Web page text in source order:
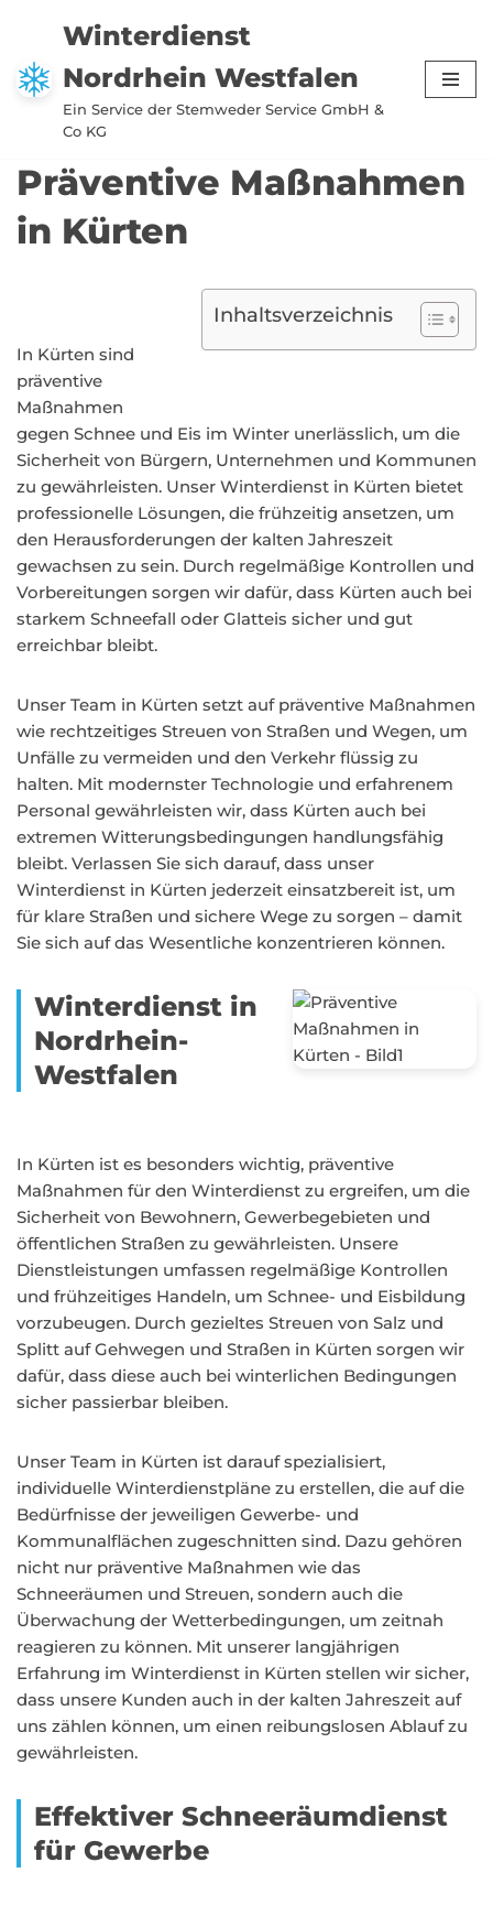
Zum
Inhalt
springen
Winterdienst
Nordrhein Westfalen
Ein Service der Stemweder Service GmbH &
Co KG
Präventive Maßnahmen
in Kürten
Inhaltsverzeichnis
In Kürten sind
präventive
Maßnahmen
gegen Schnee und Eis im Winter unerlässlich, um die
Sicherheit von Bürgern, Unternehmen und Kommunen
zu gewährleisten. Unser Winterdienst in Kürten bietet
professionelle Lösungen, die frühzeitig ansetzen, um
den Herausforderungen der kalten Jahreszeit
gewachsen zu sein. Durch regelmäßige Kontrollen und
Vorbereitungen sorgen wir dafür, dass Kürten auch bei
starkem Schneefall oder Glatteis sicher und gut
erreichbar bleibt.
Unser Team in Kürten setzt auf präventive Maßnahmen
wie rechtzeitiges Streuen von Straßen und Wegen, um
Unfälle zu vermeiden und den Verkehr flüssig zu
halten. Mit modernster Technologie und erfahrenem
Personal gewährleisten wir, dass Kürten auch bei
extremen Witterungsbedingungen handlungsfähig
bleibt. Verlassen Sie sich darauf, dass unser
Winterdienst in Kürten jederzeit einsatzbereit ist, um
für klare Straßen und sichere Wege zu sorgen – damit
Sie sich auf das Wesentliche konzentrieren können.
Winterdienst in
Nordrhein-
Westfalen
In Kürten ist es besonders wichtig, präventive
Maßnahmen für den Winterdienst zu ergreifen, um die
Sicherheit von Bewohnern, Gewerbegebieten und
öffentlichen Straßen zu gewährleisten. Unsere
Dienstleistungen umfassen regelmäßige Kontrollen
und frühzeitiges Handeln, um Schnee- und Eisbildung
vorzubeugen. Durch gezieltes Streuen von Salz und
Splitt auf Gehwegen und Straßen in Kürten sorgen wir
dafür, dass diese auch bei winterlichen Bedingungen
sicher passierbar bleiben.
Unser Team in Kürten ist darauf spezialisiert,
individuelle Winterdienstpläne zu erstellen, die auf die
Bedürfnisse der jeweiligen Gewerbe- und
Kommunalflächen zugeschnitten sind. Dazu gehören
nicht nur präventive Maßnahmen wie das
Schneeräumen und Streuen, sondern auch die
Überwachung der Wetterbedingungen, um zeitnah
reagieren zu können. Mit unserer langjährigen
Erfahrung im Winterdienst in Kürten stellen wir sicher,
dass unsere Kunden auch in der kalten Jahreszeit auf
uns zählen können, um einen reibungslosen Ablauf zu
gewährleisten.
Effektiver Schneeräumdienst
für Gewerbe